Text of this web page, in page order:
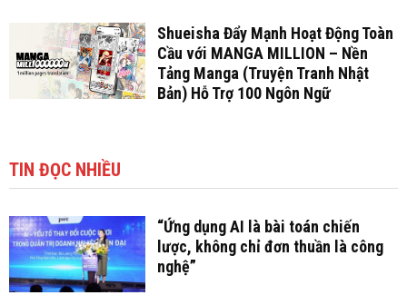
Shueisha Đẩy Mạnh Hoạt Động Toàn
Cầu với MANGA MILLION – Nền
Tảng Manga (Truyện Tranh Nhật
Bản) Hỗ Trợ 100 Ngôn Ngữ
TIN ĐỌC NHIỀU
“Ứng dụng AI là bài toán chiến
lược, không chỉ đơn thuần là công
nghệ”